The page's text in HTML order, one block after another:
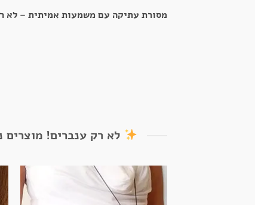
מסורת עתיקה עם משמעות אמיתית – לא
לא רק ענברים! מוצרים